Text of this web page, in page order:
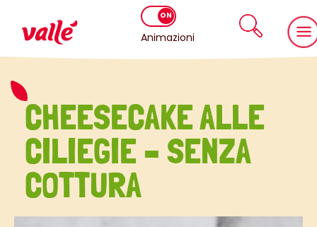
Animazioni
CHEESECAKE ALLE
CILIEGIE – SENZA
COTTURA